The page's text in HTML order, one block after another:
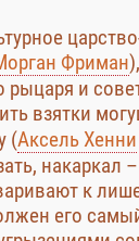
Фриман
рыцаря и
взятки
(Аксель Хенни
накаркал
к
его